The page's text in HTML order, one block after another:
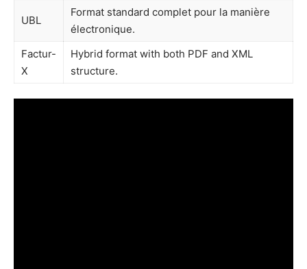
UBL
Format standard complet pour la manière
électronique.
Factur-
X
Hybrid format with both PDF and XML
structure.